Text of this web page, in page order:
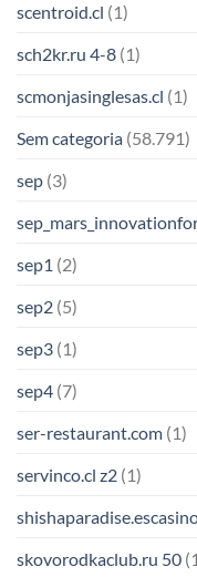
scentroid.cl (1)
sch2kr.ru 4-8 (1)
scmonjasinglesas.cl (1)
Sem categoria (58.791)
sep (3)
sep1 (2)
sep2 (5)
sep3 (1)
sep4 (7)
ser-restaurant.com (1)
servinco.cl z2 (1)
skovorodkaclub.ru 50